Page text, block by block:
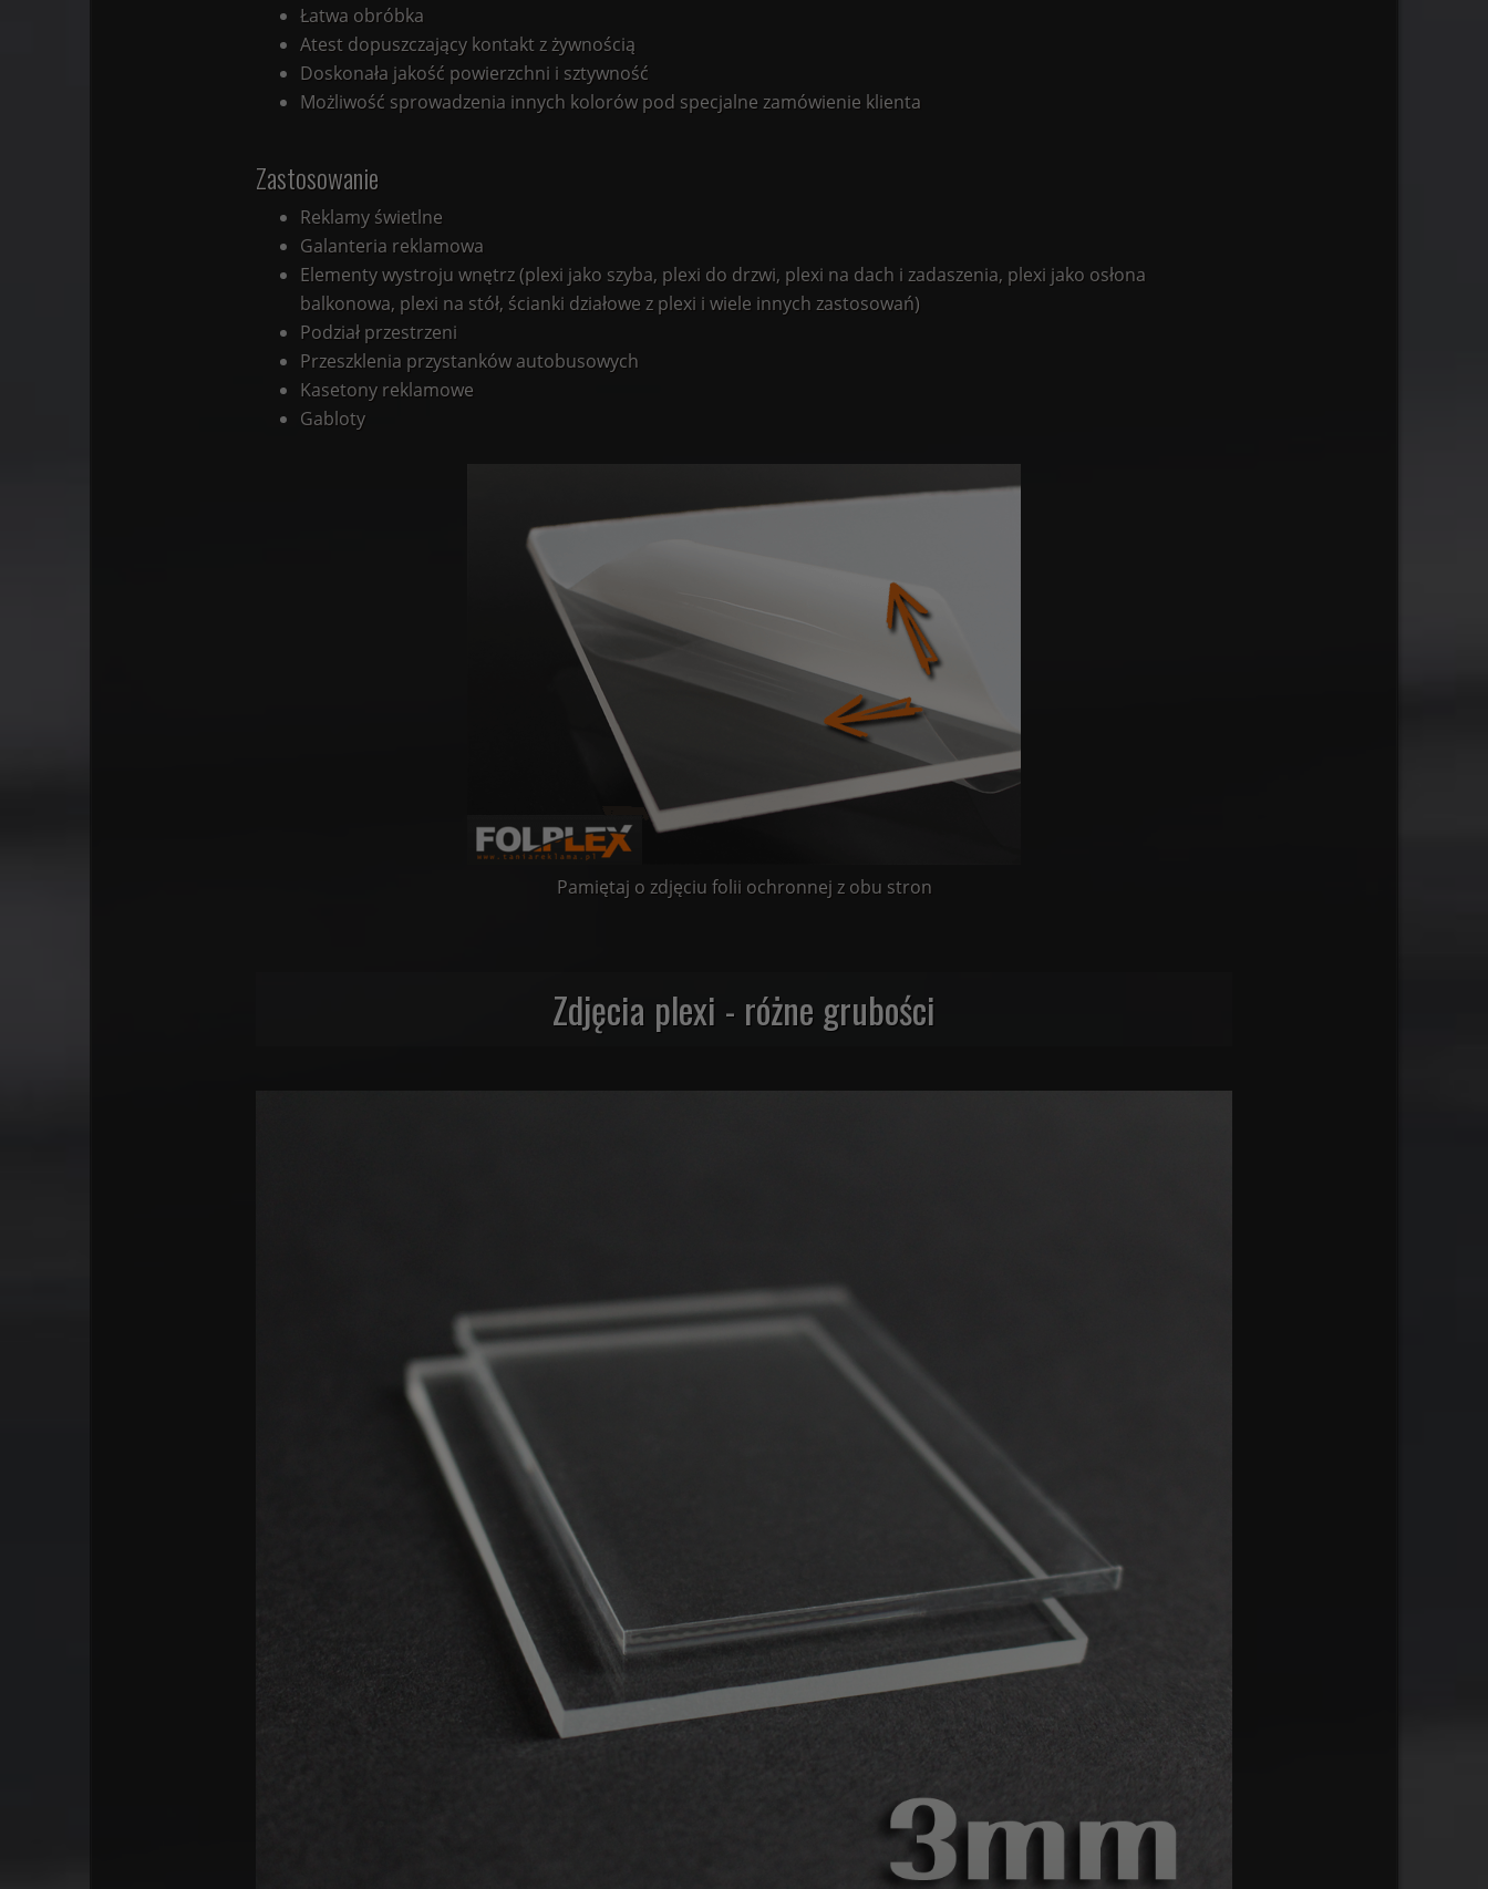
Łatwa obróbka
Atest dopuszczający kontakt z żywnością
Doskonała jakość powierzchni i sztywność
Możliwość sprowadzenia innych kolorów pod specjalne zamówienie klienta
Zastosowanie
Reklamy świetlne
Galanteria reklamowa
Elementy wystroju wnętrz (plexi jako szyba, plexi do drzwi, plexi na dach i zadaszenia, plexi jako osłona
balkonowa, plexi na stół, ścianki działowe z plexi i wiele innych zastosowań)
Podział przestrzeni
Przeszklenia przystanków autobusowych
Kasetony reklamowe
Gabloty
Pamiętaj o zdjęciu folii ochronnej z obu stron
Zdjęcia plexi - różne grubości